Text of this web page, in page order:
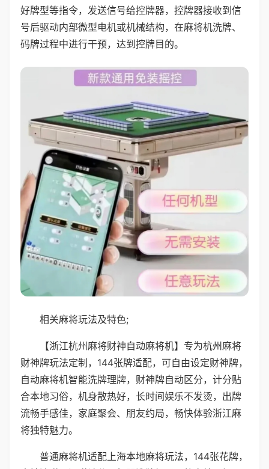
好牌型等指令，发送信号给控牌器，控牌器接收到信
号后驱动内部微型电机或机械结构，在麻将机洗牌、
码牌过程中进行干预，达到控牌目的。
相关麻将玩法及特色;
【浙江杭州麻将财神自动麻将机】专为杭州麻将
财神牌玩法定制，144张牌适配，可自由设定财神牌，
自动麻将机智能洗牌理牌，财神牌自动区分，计分贴
合本地习俗，机身散热好，长时间娱乐不发烫，出牌
流畅手感佳，家庭聚会、朋友约局，畅快体验浙江麻
将独特魅力。
普通麻将机适配上海本地麻将玩法，144张花牌，